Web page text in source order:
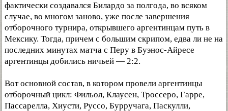
фактически создавался Билардо за полгода, во всяком
случае, во многом заново, уже после завершения
отборочного турнира, открывшего аргентинцам путь в
Мексику. Тогда, причем с большим скрипом, едва ли не на
последних минутах матча с Перу в Буэнос-Айресе
аргентинцы добились ничьей — 2:2.
Вот основной состав, в котором провели аргентинцы
отборочный цикл: Фильол, Клаусен, Троссеро, Гарре,
Пассарелла, Хиусти, Руссо, Бурручага, Паскулли,